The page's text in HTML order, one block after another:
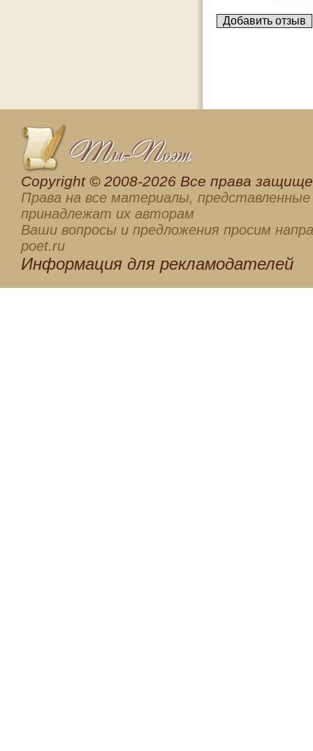
Сopyright © 2008-2026 Все права
Права на все материалы, представленные
принадлежат их авторам
Ваши вопросы и предложения просим
poet.ru
Информация для рекламодателей